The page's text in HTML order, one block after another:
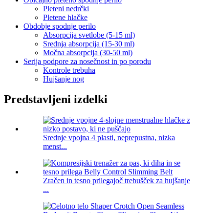
Pleteni nedrčki
Pletene hlačke
Obdobje spodnje perilo
Absorpcija svetlobe (5-15 ml)
Srednja absorpcija (15-30 ml)
Močna absorpcija (30-50 ml)
Serija podpore za nosečnost in po porodu
Kontrole trebuha
Hujšanje nog
Predstavljeni izdelki
Srednje vpojna 4 plasti, neprepustna, nizka
menst...
Zračen in tesno prilegajoč trebušček za hujšanje
...